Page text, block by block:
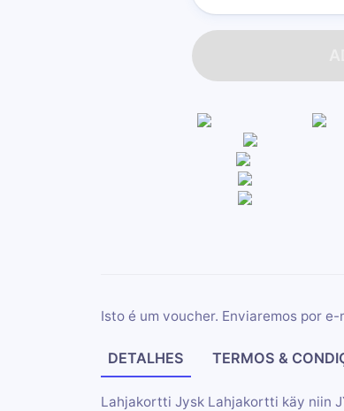
Isto é um voucher. Enviaremos por
DETALHES TERMOS &
Lahjakortti Jysk Lahjakortti käy niin